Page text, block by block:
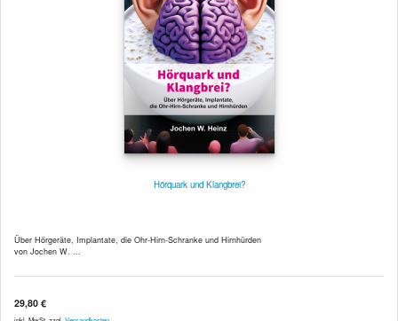
Hörquark und Klangbrei?
Über Hörgeräte, Implantate, die Ohr-Hirn-Schranke und Hirnhürden
von Jochen W. ...
29,80 €